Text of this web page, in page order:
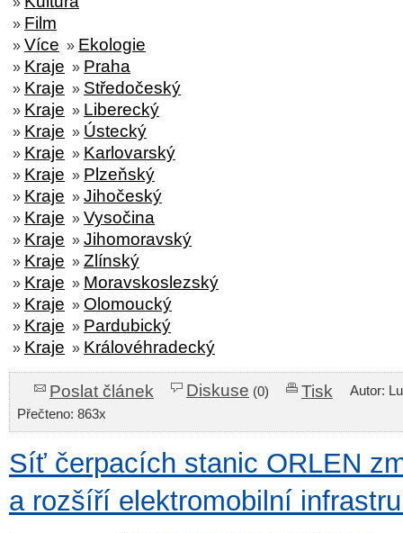
» Film
» Více » Ekologie
» Kraje » Praha
» Kraje » Středočeský
» Kraje » Liberecký
» Kraje » Ústecký
» Kraje » Karlovarský
» Kraje » Plzeňský
» Kraje » Jihočeský
» Kraje » Vysočina
» Kraje » Jihomoravský
» Kraje » Zlínský
» Kraje » Moravskoslezský
» Kraje » Olomoucký
» Kraje » Pardubický
» Kraje » Královéhradecký
Poslat článek Diskuse (0) Tisk
Autor:
Přečteno: 863x
Síť čerpacích stanic ORLEN
a rozšíří elektromobilní